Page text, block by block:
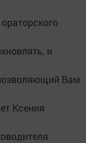
и
Вам
Ксения